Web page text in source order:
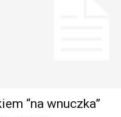
“na wnuczka”